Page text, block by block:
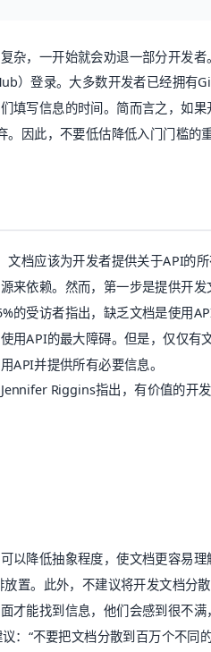
杂，一开始就会劝退一部分开发者
）登录。大多数开发者已经拥有
填写信息的时间。简而言之，如果
因此，不要低估降低入门门槛的重
档应该为开发者提供关于API的
来依赖。然而，第一步是提供开发
的受访者指出，缺乏文档是使用
用API的最大障碍。但是，仅仅有
API并提供所有必要信息。
Riggins指出，有价值的开
以降低抽象程度，使文档更容易理
置。此外，不建议将开发文档分
才能找到信息，他们会感到很不满
：“不要把文档分散到百万个不同的